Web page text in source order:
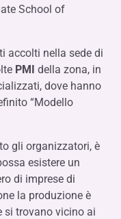
School of
accolti nella sede di
PMI della zona, in
dove hanno
“Modello
gli organizzatori, è
esistere un
di imprese di
la produzione è
si trovano vicino ai